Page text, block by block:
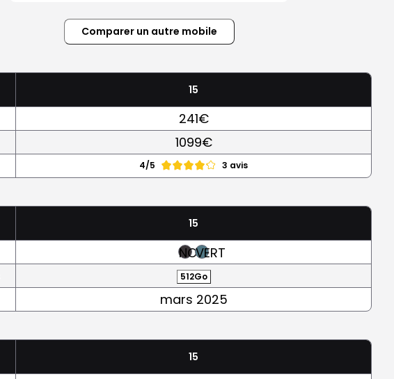
Comparer un autre mobile
15
241€
1099€
4/5 3 avis
15
NOIRVERT
512Go
mars 2025
15